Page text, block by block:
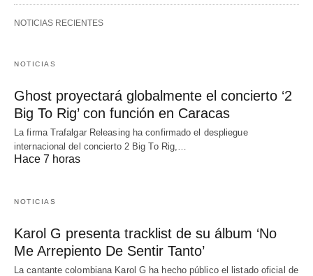
NOTICIAS RECIENTES
NOTICIAS
Ghost proyectará globalmente el concierto ‘2
Big To Rig’ con función en Caracas
La firma Trafalgar Releasing ha confirmado el despliegue
internacional del concierto 2 Big To Rig,…
Hace 7 horas
NOTICIAS
Karol G presenta tracklist de su álbum ‘No
Me Arrepiento De Sentir Tanto’
La cantante colombiana Karol G ha hecho público el listado oficial de